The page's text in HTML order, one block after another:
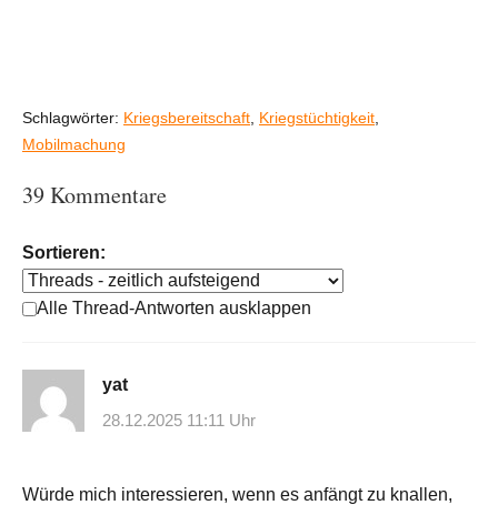
Schlagwörter: Kriegsbereitschaft, Kriegstüchtigkeit,
Mobilmachung
39 Kommentare
Sortieren:
Alle Thread-Antworten ausklappen
yat
28.12.2025 11:11 Uhr
Würde mich interessieren, wenn es anfängt zu knallen,